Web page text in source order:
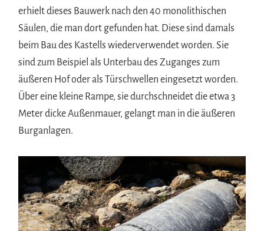
erhielt dieses Bauwerk nach den 40 monolithischen
Säulen, die man dort gefunden hat. Diese sind damals
beim Bau des Kastells wiederverwendet worden. Sie
sind zum Beispiel als Unterbau des Zuganges zum
äußeren Hof oder als Türschwellen eingesetzt worden.
Über eine kleine Rampe, sie durchschneidet die etwa 3
Meter dicke Außenmauer, gelangt man in die äußeren
Burganlagen.